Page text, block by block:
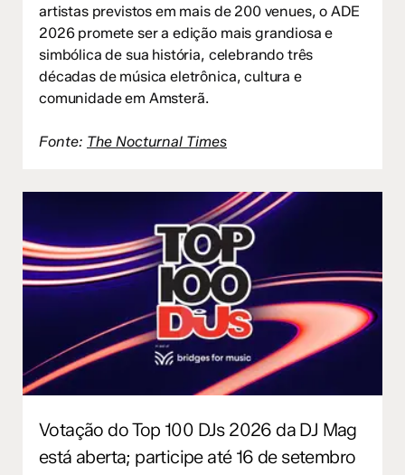
artistas previstos em mais de 200 venues, o ADE
2026 promete ser a edição mais grandiosa e
simbólica de sua história, celebrando três
décadas de música eletrônica, cultura e
comunidade em Amsterã.
Fonte: The Nocturnal Times
Votação do Top 100 DJs 2026 da DJ Mag
está aberta; participe até 16 de setembro